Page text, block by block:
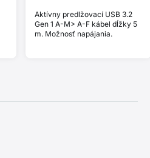
Aktívny predlžovací USB 3.2
Gen 1 A-M> A-F kábel dĺžky 5
m. Možnosť napájania.